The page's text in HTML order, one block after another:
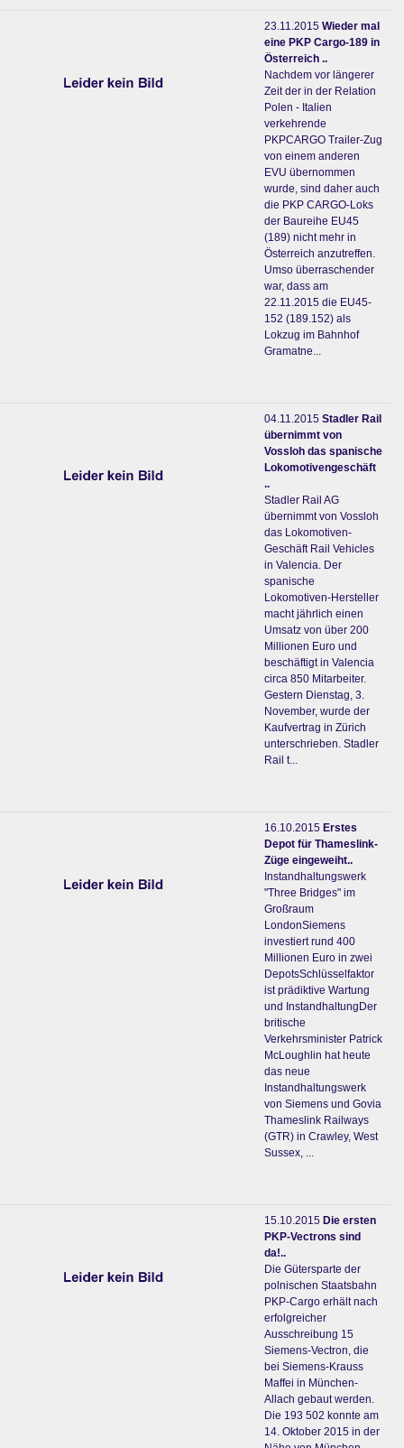
23.11.2015 Wieder mal
eine PKP Cargo-189 in
Österreich ..
Nachdem vor längerer
Zeit der in der Relation
Polen - Italien
verkehrende
PKPCARGO Trailer-Zug
von einem anderen
EVU übernommen
wurde, sind daher auch
die PKP CARGO-Loks
der Baureihe EU45
(189) nicht mehr in
Österreich anzutreffen.
Umso überraschender
war, dass am
22.11.2015 die EU45-
152 (189.152) als
Lokzug im Bahnhof
Gramatne...
04.11.2015 Stadler Rail
übernimmt von
Vossloh das spanische
Lokomotivengeschäft
..
Stadler Rail AG
übernimmt von Vossloh
das Lokomotiven-
Geschäft Rail Vehicles
in Valencia. Der
spanische
Lokomotiven-Hersteller
macht jährlich einen
Umsatz von über 200
Millionen Euro und
beschäftigt in Valencia
circa 850 Mitarbeiter.
Gestern Dienstag, 3.
November, wurde der
Kaufvertrag in Zürich
unterschrieben. Stadler
Rail t...
16.10.2015 Erstes
Depot für Thameslink-
Züge eingeweiht..
Instandhaltungswerk
"Three Bridges" im
Großraum
LondonSiemens
investiert rund 400
Millionen Euro in zwei
DepotsSchlüsselfaktor
ist prädiktive Wartung
und InstandhaltungDer
britische
Verkehrsminister Patrick
McLoughlin hat heute
das neue
Instandhaltungswerk
von Siemens und Govia
Thameslink Railways
(GTR) in Crawley, West
Sussex, ...
15.10.2015 Die ersten
PKP-Vectrons sind
da!..
Die Gütersparte der
polnischen Staatsbahn
PKP-Cargo erhält nach
erfolgreicher
Ausschreibung 15
Siemens-Vectron, die
bei Siemens-Krauss
Maffei in München-
Allach gebaut werden.
Die 193 502 konnte am
14. Oktober 2015 in der